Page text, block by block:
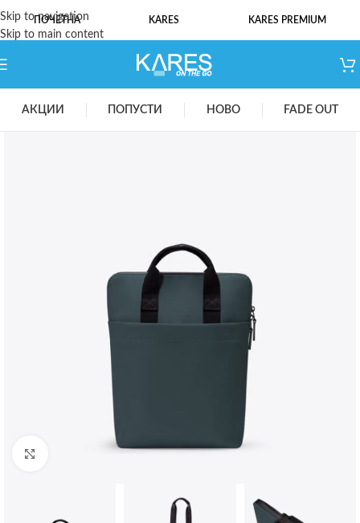
Skip to navigation
Skip to main content
ПОЧЕТНА KARES KARES PREMIUM
АКЦИИ ПОПУСТИ НОВО FADE OUT
Click to enlarge